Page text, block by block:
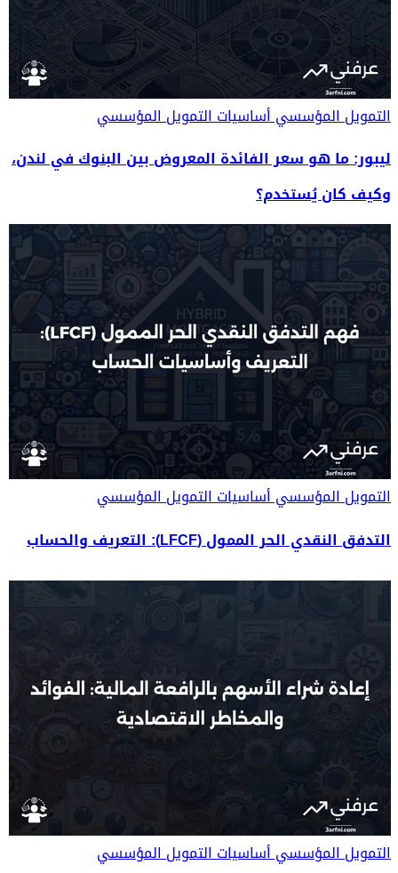
التمويل المؤسسيأساسيات التمويل المؤسسي
ليبور: ما هو سعر الفائدة المعروض بين البنوك في لندن،
وكيف كان يُستخدم؟
التمويل المؤسسيأساسيات التمويل المؤسسي
التدفق النقدي الحر الممول (LFCF): التعريف والحساب
التمويل المؤسسيأساسيات التمويل المؤسسي